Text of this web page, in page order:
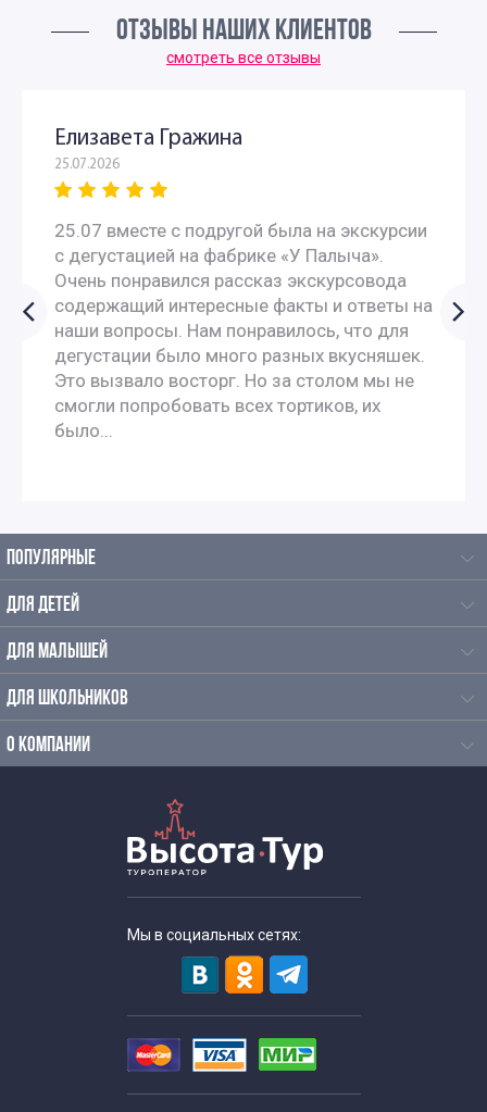
Интересные экскурсии для 5 класса в Москве
Экскурсии для школьников 7 класса в Москве
Экскурсии по москве для 9 класса
Автобусные экскурсии по Москве для школьников
Экскурсии для школьников на каникулы
Однодневные экскурсии для школьников
Патриотические экскурсии для школьников в Москве
Экскурсии для школьников по истории
Экскурсии для школьников средних классов
Экскурсии для старшеклассников
Тематические экскурсии для школьников
ОТЗЫВЫ НАШИХ КЛИЕНТОВ
смотреть все отзывы
Елизавета Гражина
25.07.2026
25.07 вместе с подругой была на экскурсии
с дегустацией на фабрике «У Палыча».
Очень понравился рассказ экскурсовода
содержащий интересные факты и ответы на
наши вопросы. Нам понравилось, что для
дегустации было много разных вкусняшек.
Это вызвало восторг. Но за столом мы не
смогли попробовать всех тортиков, их
было...
ПОПУЛЯРНЫЕ
ДЛЯ ДЕТЕЙ
ДЛЯ МАЛЫШЕЙ
ДЛЯ ШКОЛЬНИКОВ
О КОМПАНИИ
Мы в социальных сетях: